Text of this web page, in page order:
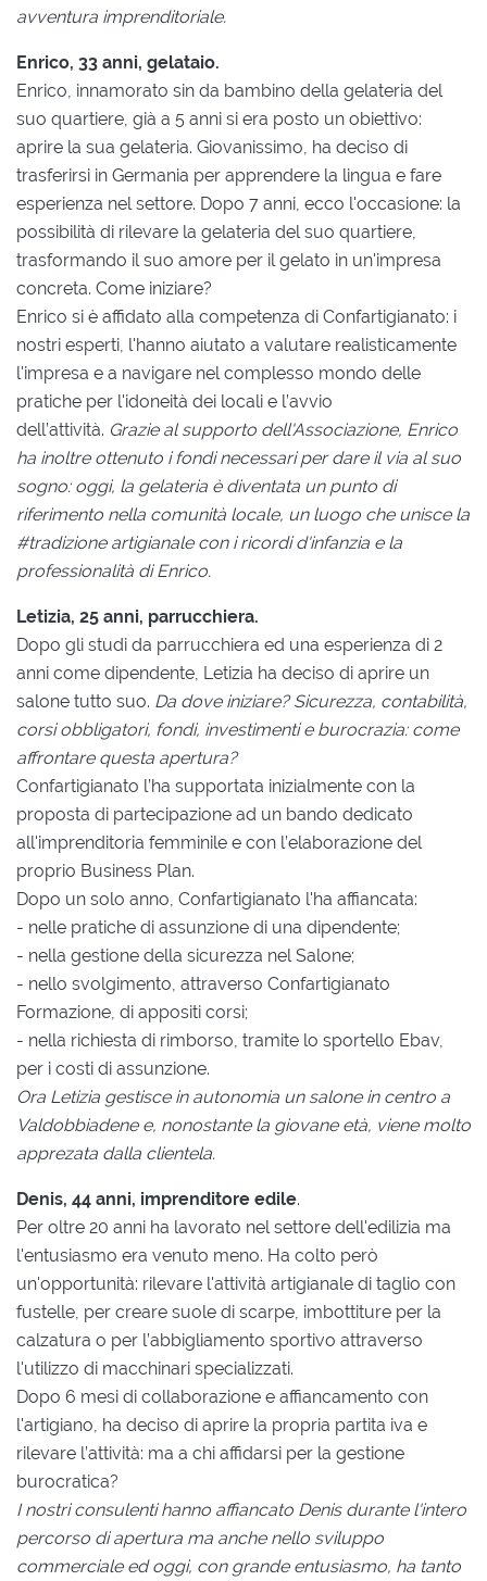
avventura imprenditoriale.
Enrico, 33 anni, gelataio.
Enrico, innamorato sin da bambino della gelateria del
suo quartiere, già a 5 anni si era posto un obiettivo:
aprire la sua gelateria. Giovanissimo, ha deciso di
trasferirsi in Germania per apprendere la lingua e fare
esperienza nel settore. Dopo 7 anni, ecco l'occasione: la
possibilità di rilevare la gelateria del suo quartiere,
trasformando il suo amore per il gelato in un'impresa
concreta. Come iniziare?
Enrico si è affidato alla competenza di Confartigianato: i
nostri esperti, l'hanno aiutato a valutare realisticamente
l'impresa e a navigare nel complesso mondo delle
pratiche per l'idoneità dei locali e l’avvio
dell’attività. Grazie al supporto dell'Associazione, Enrico
ha inoltre ottenuto i fondi necessari per dare il via al suo
sogno: oggi, la gelateria è diventata un punto di
riferimento nella comunità locale, un luogo che unisce la
#tradizione artigianale con i ricordi d'infanzia e la
professionalità di Enrico.
Letizia, 25 anni, parrucchiera.
Dopo gli studi da parrucchiera ed una esperienza di 2
anni come dipendente, Letizia ha deciso di aprire un
salone tutto suo. Da dove iniziare? Sicurezza, contabilità,
corsi obbligatori, fondi, investimenti e burocrazia: come
affrontare questa apertura?
Confartigianato l’ha supportata inizialmente con la
proposta di partecipazione ad un bando dedicato
all'imprenditoria femminile e con l’elaborazione del
proprio Business Plan.
Dopo un solo anno, Confartigianato l'ha affiancata:
- nelle pratiche di assunzione di una dipendente;
- nella gestione della sicurezza nel Salone;
- nello svolgimento, attraverso Confartigianato
Formazione, di appositi corsi;
- nella richiesta di rimborso, tramite lo sportello Ebav,
per i costi di assunzione.
Ora Letizia gestisce in autonomia un salone in centro a
Valdobbiadene e, nonostante la giovane età, viene molto
apprezata dalla clientela.
Denis, 44 anni, imprenditore edile.
Per oltre 20 anni ha lavorato nel settore dell'edilizia ma
l'entusiasmo era venuto meno. Ha colto però
un'opportunità: rilevare l'attività artigianale di taglio con
fustelle, per creare suole di scarpe, imbottiture per la
calzatura o per l’abbigliamento sportivo attraverso
l'utilizzo di macchinari specializzati.
Dopo 6 mesi di collaborazione e affiancamento con
l'artigiano, ha deciso di aprire la propria partita iva e
rilevare l’attività: ma a chi affidarsi per la gestione
burocratica?
I nostri consulenti hanno affiancato Denis durante l'intero
percorso di apertura ma anche nello sviluppo
commerciale ed oggi, con grande entusiasmo, ha tanto